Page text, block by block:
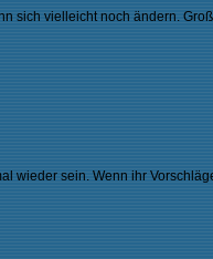
sich vielleicht noch ändern.
wieder sein. Wenn ihr